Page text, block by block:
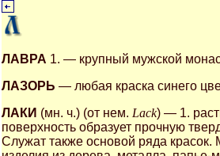
ЛАВРА 1. — крупный мужской
ЛАЗОРЬ — любая краска синего
ЛАКИ (мн. ч.) (от нем. Lack) — 1.
поверхность образует прочную
Служат также основой ряда